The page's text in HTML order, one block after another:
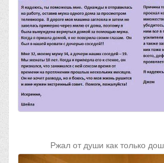
Ржал от души как только